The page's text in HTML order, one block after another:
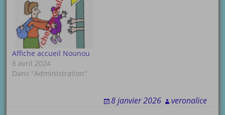
Affiche accueil Nounou
8 avril 2024
Dans "Administration"
8 janvier 2026 veronalice